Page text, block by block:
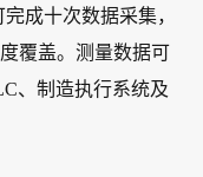
成十次数据采集，
覆盖。测量数据可
、制造执行系统及